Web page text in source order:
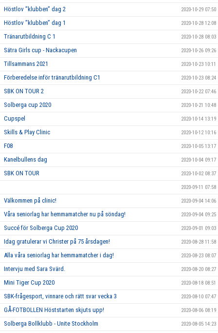
Höstlov ”klubben” dag 2 2020-10-29 07:50
Höstlov ”klubben” dag 1 2020-10-28 12:08
Tränarutbildning C 1 2020-10-28 08:03
Sätra Girls cup - Nackacupen 2020-10-26 09:26
Tillsammans 2021 2020-10-23 10:11
Förberedelse inför tränarutbildning C1 2020-10-23 08:24
SBK ON TOUR 2 2020-10-22 07:46
Solberga cup 2020 2020-10-21 10:48
Cupspel 2020-10-14 13:19
Skills & Play Clinic 2020-10-12 10:16
F08 2020-10-05 13:17
Kanelbullens dag 2020-10-04 09:17
SBK ON TOUR 2020-10-02 08:37
2020-09-11 07:58
Välkommen på clinic! 2020-09-04 14:06
Våra seniorlag har hemmamatcher nu på söndag! 2020-09-04 09:25
Succé för Solberga Cup 2020 2020-09-01 09:03
Idag gratulerar vi Christer på 75 årsdagen! 2020-08-28 11:58
Alla våra seniorlag har hemmamatcher i dag! 2020-08-23 08:07
Intervju med Sara Svärd. 2020-08-20 08:27
Mini Tiger Cup 2020 2020-08-18 08:51
SBK-frågesport, vinnare och rätt svar vecka 3 2020-08-10 07:47
GÅ-FOTBOLLEN Höststarten skjuts upp! 2020-08-06 08:19
Solberga Bollklubb - Unite Stockholm 2020-08-05 14:23